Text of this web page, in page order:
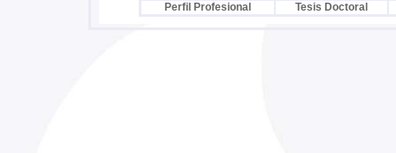
Perfil Profesional Tesis Doctoral